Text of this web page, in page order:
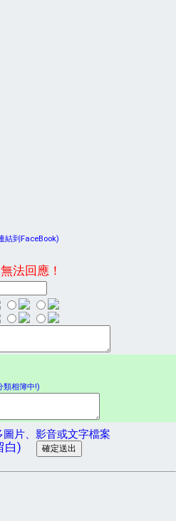
結到FaceBook)
法回應！
類相簿中!)
片、影音或文字檔案
白)